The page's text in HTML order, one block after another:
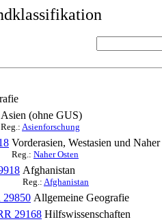
Asien (ohne GUS)
Reg.: Asienforschung
Vorderasien, Westasien und
Reg.: Naher Osten
Afghanistan
Reg.: Afghanistan
29850 Allgemeine Geografie
29168 Hilfswissenschaften